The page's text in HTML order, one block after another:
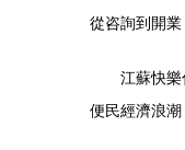
從咨詢到開
江蘇快
便民經濟浪潮